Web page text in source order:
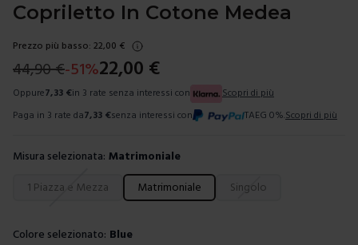
Copriletto In Cotone Medea
Prezzo più basso: 22,00 €
44,90€-51%22,00 €
Oppure7,33 €in 3 rate senza interessi con
Scopri di più
Paga in 3 rate da7,33 €senza interessi con TAEG 0%. Scopri di più
Misura selezionata: Matrimoniale
Scegli una misura
1 Piazza e Mezza Matrimoniale Singolo
Colore selezionato: Blue